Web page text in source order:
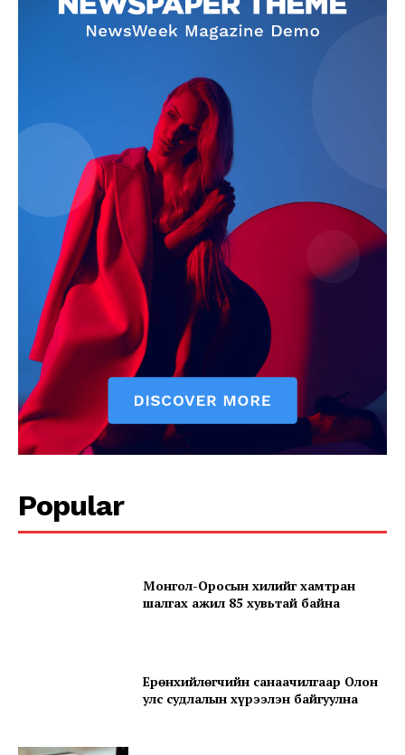
Popular
Монгол-Оросын хилийг хамтран
шалгах ажил 85 хувьтай байна
Ерөнхийлөгчийн санаачилгаар Олон
улс судлалын хүрээлэн байгуулна